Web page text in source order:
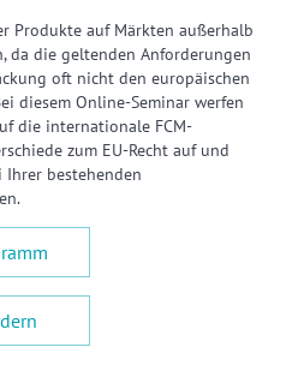
Produkte auf Märkten außerhalb
da die geltenden Anforderungen
oft nicht den europäischen
diesem Online-Seminar werfen
die internationale FCM-
zum EU-Recht auf und
Ihrer bestehenden